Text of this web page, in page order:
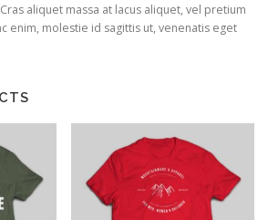
aliquet massa at lacus aliquet, vel pretium
enim, molestie id sagittis ut, venenatis eget